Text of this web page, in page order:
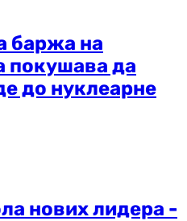
баржа на
покушава да
до нуклеарне
нових лидера -